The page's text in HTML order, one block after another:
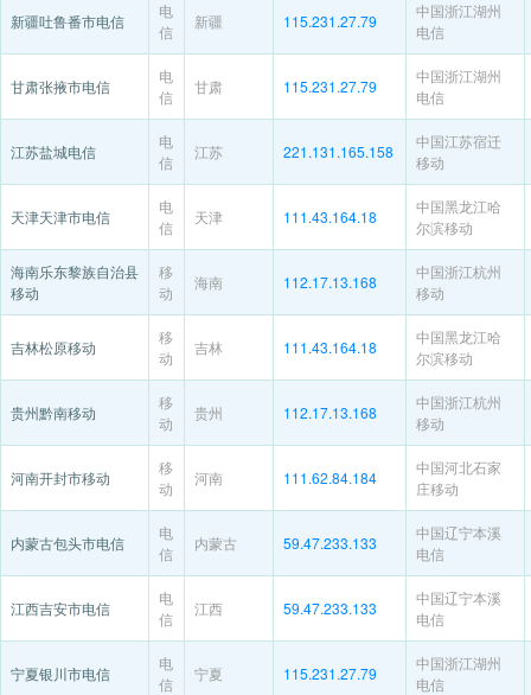
新疆吐鲁番市电信
电
信
新疆 115.231.27.79
中国浙江湖州
电信
甘肃张掖市电信
电
信
甘肃 115.231.27.79
中国浙江湖州
电信
江苏盐城电信
电
信
江苏 221.131.165.158
中国江苏宿迁
移动
天津天津市电信
电
信
天津 111.43.164.18
中国黑龙江哈
尔滨移动
海南乐东黎族自治县
移动
移
动
海南 112.17.13.168
中国浙江杭州
移动
吉林松原移动
移
动
吉林 111.43.164.18
中国黑龙江哈
尔滨移动
贵州黔南移动
移
动
贵州 112.17.13.168
中国浙江杭州
移动
河南开封市移动
移
动
河南 111.62.84.184
中国河北石家
庄移动
内蒙古包头市电信
电
信
内蒙古 59.47.233.133
中国辽宁本溪
电信
江西吉安市电信
电
信
江西 59.47.233.133
中国辽宁本溪
电信
宁夏银川市电信
电
信
宁夏 115.231.27.79
中国浙江湖州
电信